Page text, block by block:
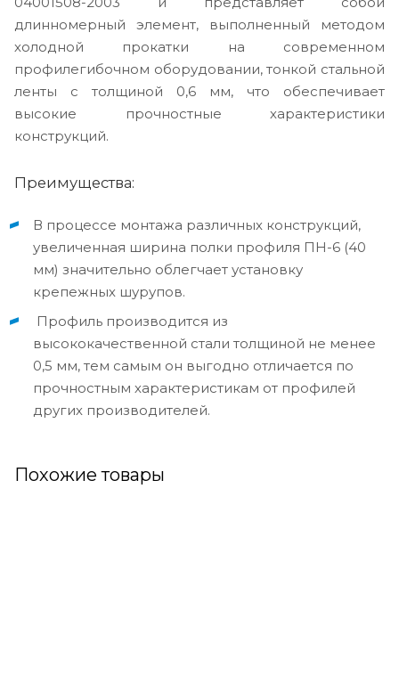
длинномерный элемент, выполненный методом
холодной прокатки на современном
профилегибочном оборудовании, тонкой стальной
ленты с толщиной 0,6 мм, что обеспечивает
высокие прочностные характеристики
конструкций.
Преимущества:
В процессе монтажа различных конструкций,
увеличенная ширина полки профиля ПН-6 (40
мм) значительно облегчает установку
крепежных шурупов.
Профиль производится из
высококачественной стали толщиной не менее
0,5 мм, тем самым он выгодно отличается по
прочностным характеристикам от профилей
других производителей.
Похожие товары